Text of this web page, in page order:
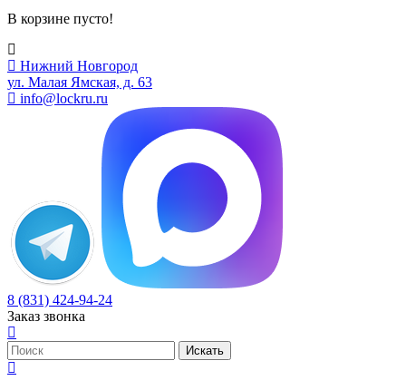
В корзине пусто!
Нижний Новгород
ул. Малая Ямская, д. 63
info@lockru.ru
8 (831) 424-94-24
Заказ звонка